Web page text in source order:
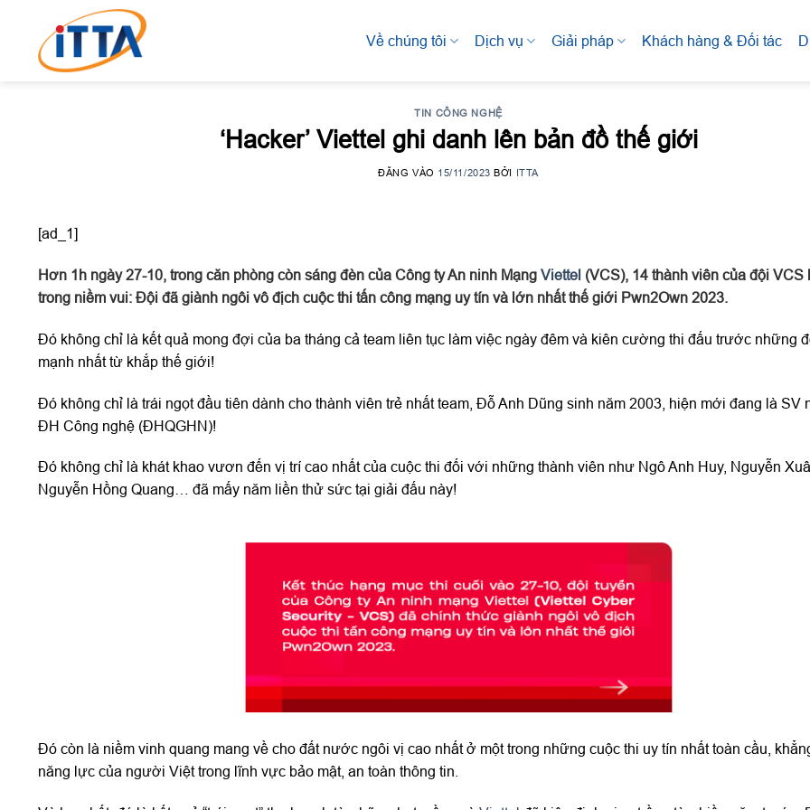
content
Về chúng tôi Dịch vụ Giải pháp Khách hàng & Đối tác
TIN CÔNG NGHỆ
‘Hacker’ Viettel ghi danh lên bản đồ thế giới
ĐĂNG VÀO 15/11/2023 BỞI ITTA
[ad_1]
Hơn 1h ngày 27-10, trong căn phòng còn sáng đèn của Công ty An ninh Mạng Viettel (VCS), 14 thành viên của đội VCS
trong niềm vui: Đội đã giành ngôi vô địch cuộc thi tấn công mạng uy tín và lớn nhất thế giới Pwn2Own 2023.
Đó không chỉ là kết quả mong đợi của ba tháng cả team liên tục làm việc ngày đêm và kiên cường thi đấu trước những
mạnh nhất từ khắp thế giới!
Đó không chỉ là trái ngọt đầu tiên dành cho thành viên trẻ nhất team, Đỗ Anh Dũng sinh năm 2003, hiện mới đang là SV
ĐH Công nghệ (ĐHQGHN)!
Đó không chỉ là khát khao vươn đến vị trí cao nhất của cuộc thi đối với những thành viên như Ngô Anh Huy, Nguyễn
Nguyễn Hồng Quang… đã mấy năm liền thử sức tại giải đấu này!
Đó còn là niềm vinh quang mang về cho đất nước ngôi vị cao nhất ở một trong những cuộc thi uy tín nhất toàn cầu,
năng lực của người Việt trong lĩnh vực bảo mật, an toàn thông tin.